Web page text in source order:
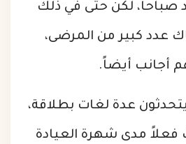
صباحاً، لكن حتى في ذلك
عدد كبير من المرضى،
أجانب أيضاً.
عدة لغات بطلاقة،
فعلاً مدى شهرة العيادة